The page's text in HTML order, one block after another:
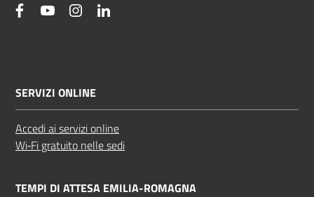
facebookYouTube Instagram
SERVIZI ONLINE
Accedi ai servizi online
Wi‑Fi gratuito nelle sedi
TEMPI DI ATTESA EMILIA-ROMAGNA